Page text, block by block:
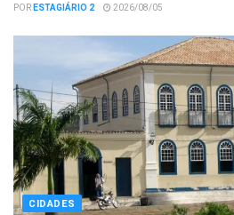
PORESTAGIÁRIO 2 2026/08/05
CIDADES